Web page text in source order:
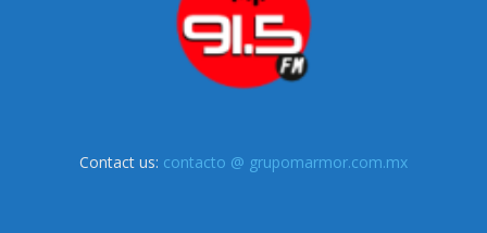
Contact us: contacto @ grupomarmor.com.mx